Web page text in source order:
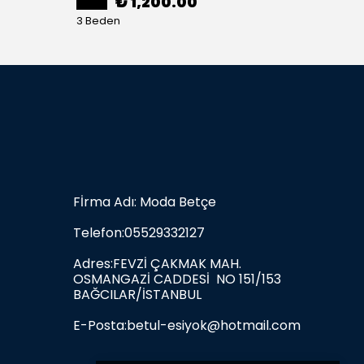
3 Beden
Fİrma Adı: Moda Betçe
Telefon:05529332127
Adres:FEVZİ ÇAKMAK MAH.
OSMANGAZİ CADDESİ NO 151/153
BAĞCILAR/İSTANBUL
E-Posta:betul-esiyok@hotmail.com